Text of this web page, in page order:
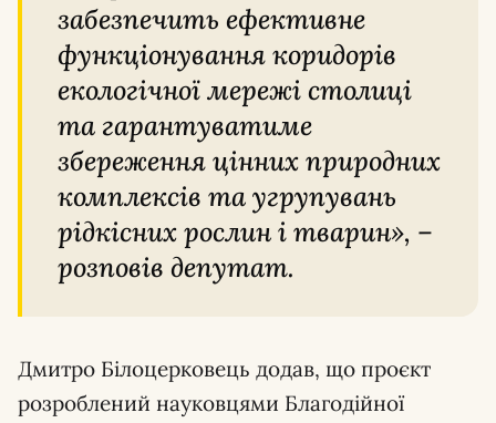
забезпечить ефективне
функціонування коридорів
екологічної мережі столиці
та гарантуватиме
збереження цінних природних
комплексів та угрупувань
рідкісних рослин і тварин», –
розповів депутат.
Дмитро Білоцерковець додав, що проєкт
розроблений науковцями Благодійної